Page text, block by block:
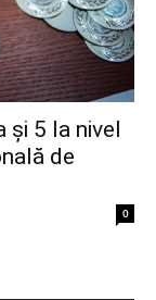
și 5 la nivel
de
0